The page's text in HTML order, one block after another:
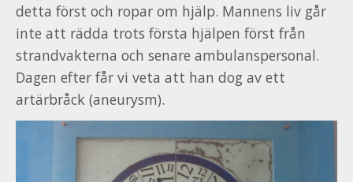
detta först och ropar om hjälp. Mannens liv går
inte att rädda trots första hjälpen först från
strandvakterna och senare ambulanspersonal.
Dagen efter får vi veta att han dog av ett
artärbråck (aneurysm).